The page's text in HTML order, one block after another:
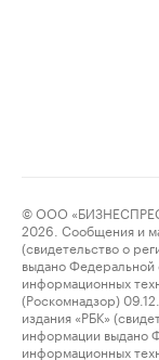
© ООО
2026. Сообщения и
(свидетельство о
выдано Федеральной
информационных
(Роскомнадзор)
издания «РБК»
информации выдано
информационных